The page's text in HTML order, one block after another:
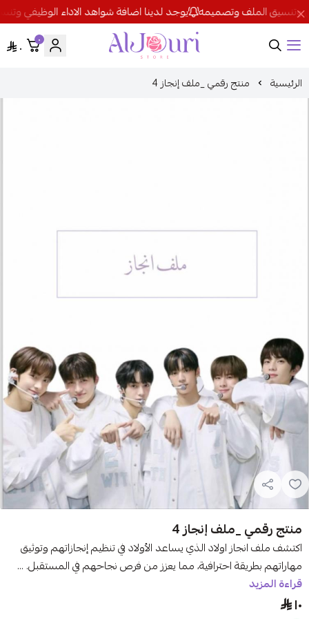
وتصميمه يوجد لدينا اضافة شواهد الاداء الوظيفي وتنسيق
منتج رقمي _ملف إنجاز 4
_ملف إنجاز 4
انجاز اولاد الذي يساعد الأولاد في تنظيم إنجازاتهم وتوثيق
بطريقة احترافية، مما يعزز من فرص نجاحهم في المستقبل. ...